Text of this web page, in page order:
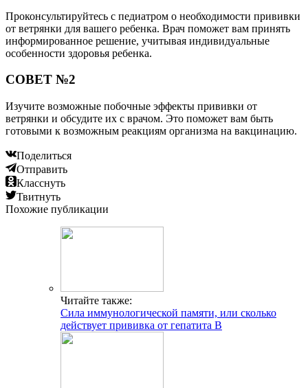
Проконсультируйтесь с педиатром о необходимости прививки
от ветрянки для вашего ребенка. Врач поможет вам принять
информированное решение, учитывая индивидуальные
особенности здоровья ребенка.
СОВЕТ №2
Изучите возможные побочные эффекты прививки от
ветрянки и обсудите их с врачом. Это поможет вам быть
готовыми к возможным реакциям организма на вакцинацию.
Поделиться
Отправить
Класснуть
Твитнуть
Похожие публикации
Читайте также:
Сила иммунологической памяти, или сколько
действует прививка от гепатита B